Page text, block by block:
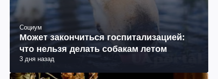
Социум
Может закончиться госпитализацией:
что нельзя делать собакам летом
3 дня назад